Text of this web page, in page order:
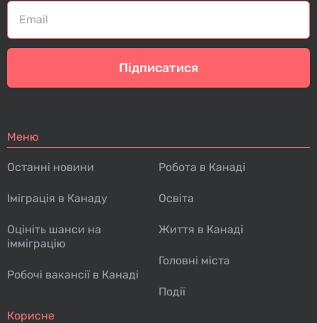
Підписатися
Меню
Останні новини
Іміграція в Канаду
Оцініть шанси на
імміграцію
Робочі вакансії в Канаді
Робота в Канаді
Освіта
Життя в Канаді
Головні міста
Події
Корисне